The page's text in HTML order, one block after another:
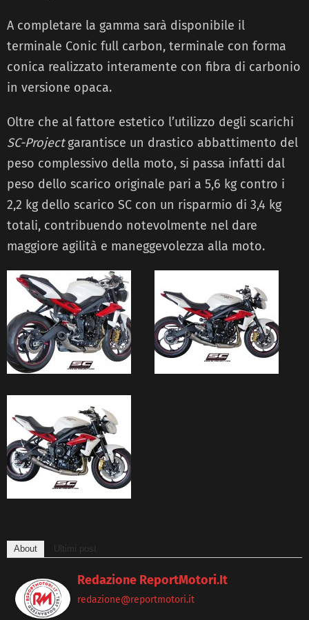
A completare la gamma sarà disponibile il
terminale Conic full carbon, terminale con forma
conica realizzato interamente con fibra di carbonio
in versione opaca.
Oltre che al fattore estetico l’utilizzo degli scarichi
SC-Projectgarantisce un drastico abbattimento del
peso complessivo della moto, si passa infatti dal
peso dello scarico originale pari a 5,6 kg contro i
2,2 kg dello scarico SC con un risparmio di 3,4 kg
totali, contribuendo notevolmente nel dare
maggiore agilità e maneggevolezza alla moto.
About Ultimi post
Redazione ReportMotori.it
redazione@reportmotori.it